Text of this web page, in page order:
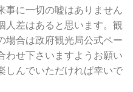
事に一切の嘘はありません
人差はあると思います。観
場合は政府観光局公式ペー
わせ下さいますようお願い
しんでいただければ幸いで